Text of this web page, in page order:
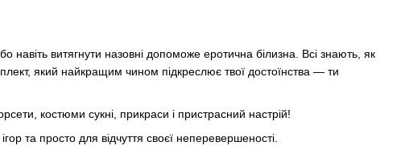
навіть витягнути назовні допоможе еротична білизна. Всі знають, як
який найкращим чином підкреслює твої достоїнства — ти
костюми сукні, прикраси і пристрасний настрій!
та просто для відчуття своєї неперевершеності.